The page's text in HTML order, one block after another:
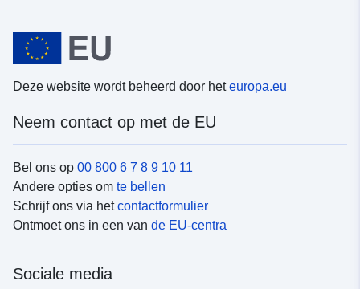
Deze website wordt beheerd door heteuropa.eu
Neem contact op met de EU
Bel ons op 00 800 6 7 8 9 10 11
Andere opties om te bellen
Schrijf ons via hetcontactformulier
Ontmoet ons in een van de EU-centra
Sociale media